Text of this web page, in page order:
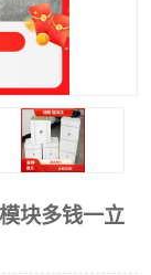
块多钱一立